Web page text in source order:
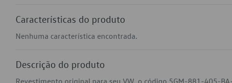
Características do produto
Nenhuma característica encontrada.
Descrição do produto
Revestimento original para seu VW, o código 5GM-881-405-